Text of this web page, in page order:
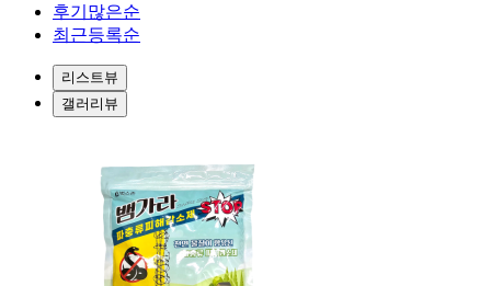
후기많은순
최근등록순
리스트뷰
갤러리뷰